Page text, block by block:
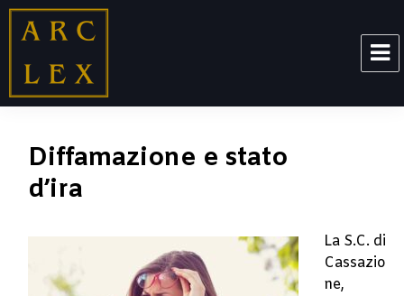
ARCLEX
Diffamazione e stato
d’ira
La S.C. di
Cassazio
ne,